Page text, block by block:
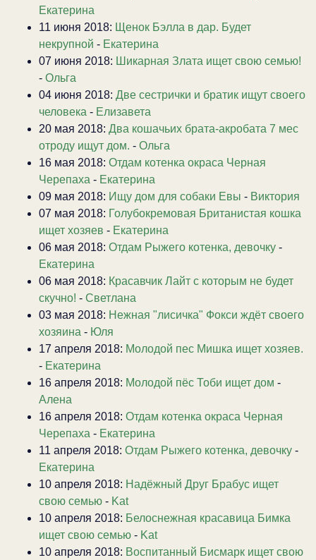
Екатерина
11 июня 2018: Щенок Бэлла в дар. Будет
некрупной - Екатерина
07 июня 2018: Шикарная Злата ищет свою семью!
- Ольга
04 июня 2018: Две сестрички и братик ищут своего
человека - Елизавета
20 мая 2018: Два кошачьих брата-акробата 7 мес
отроду ищут дом. - Ольга
16 мая 2018: Отдам котенка окраса Черная
Черепаха - Екатерина
09 мая 2018: Ищу дом для собаки Евы - Виктория
07 мая 2018: Голубокремовая Британистая кошка
ищет хозяев - Екатерина
06 мая 2018: Отдам Рыжего котенка, девочку -
Екатерина
06 мая 2018: Красавчик Лайт с которым не будет
скучно! - Светлана
03 мая 2018: Нежная "лисичка" Фокси ждёт своего
хозяина - Юля
17 апреля 2018: Молодой пес Мишка ищет хозяев.
- Екатерина
16 апреля 2018: Молодой пёс Тоби ищет дом -
Алена
16 апреля 2018: Отдам котенка окраса Черная
Черепаха - Екатерина
11 апреля 2018: Отдам Рыжего котенка, девочку -
Екатерина
10 апреля 2018: Надёжный Друг Брабус ищет
свою семью - Kat
10 апреля 2018: Белоснежная красавица Бимка
ищет свою семью - Kat
10 апреля 2018: Воспитанный Бисмарк ищет свою